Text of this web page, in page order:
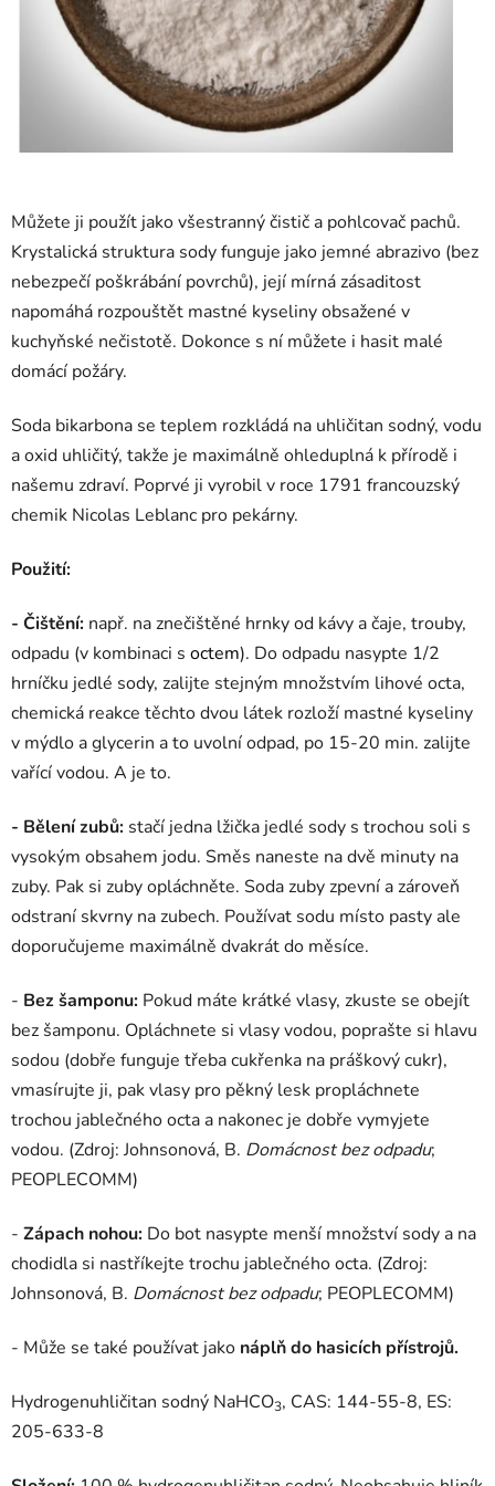
Můžete ji použít jako všestranný čistič a pohlcovač pachů.
Krystalická struktura sody funguje jako jemné abrazivo (bez
nebezpečí poškrábání povrchů), její mírná zásaditost
napomáhá rozpouštět mastné kyseliny obsažené v
kuchyňské nečistotě. Dokonce s ní můžete i hasit malé
domácí požáry.
Soda bikarbona se teplem rozkládá na uhličitan sodný, vodu
a oxid uhličitý, takže je maximálně ohleduplná k přírodě i
našemu zdraví. Poprvé ji vyrobil v roce 1791 francouzský
chemik Nicolas Leblanc pro pekárny.
Použití:
- Čištění: např. na znečištěné hrnky od kávy a čaje, trouby,
odpadu (v kombinaci s octem). Do odpadu nasypte 1/2
hrníčku jedlé sody, zalijte stejným množstvím lihové octa,
chemická reakce těchto dvou látek rozloží mastné kyseliny
v mýdlo a glycerin a to uvolní odpad, po 15-20 min. zalijte
vařící vodou. A je to.
- Bělení zubů: stačí jedna lžička jedlé sody s trochou soli s
vysokým obsahem jodu. Směs naneste na dvě minuty na
zuby. Pak si zuby opláchněte. Soda zuby zpevní a zároveň
odstraní skvrny na zubech. Používat sodu místo pasty ale
doporučujeme maximálně dvakrát do měsíce.
- Bez šamponu: Pokud máte krátké vlasy, zkuste se obejít
bez šamponu. Opláchnete si vlasy vodou, poprašte si hlavu
sodou (dobře funguje třeba cukřenka na práškový cukr),
vmasírujte ji, pak vlasy pro pěkný lesk propláchnete
trochou jablečného octa a nakonec je dobře vymyjete
vodou. (Zdroj: Johnsonová, B. Domácnost bez odpadu;
PEOPLECOMM)
- Zápach nohou: Do bot nasypte menší množství sody a na
chodidla si nastříkejte trochu jablečného octa. (Zdroj:
Johnsonová, B. Domácnost bez odpadu; PEOPLECOMM)
- Může se také používat jako náplň do hasicích přístrojů.
Hydrogenuhličitan sodný NaHCO3, CAS: 144-55-8, ES:
205-633-8